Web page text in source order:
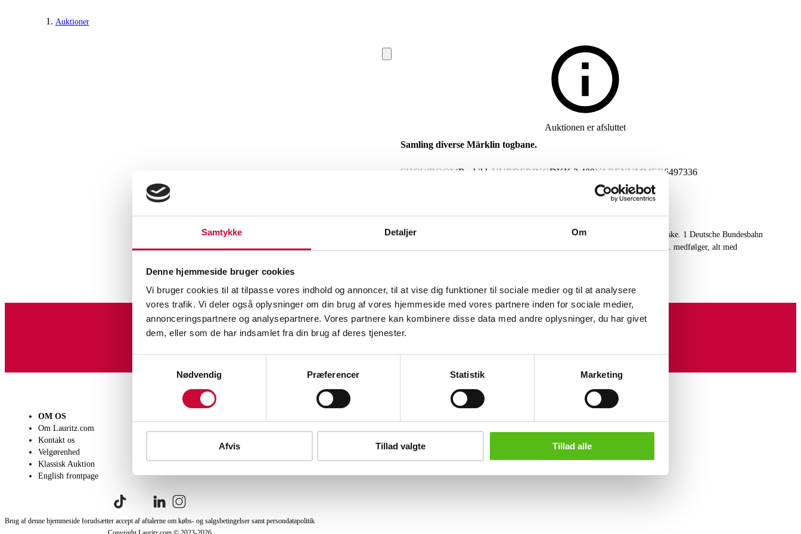
Samtykke Detaljer Om
Denne hjemmeside bruger cookies
Vi bruger cookies til at tilpasse vores indhold og annoncer, til at vise dig funktioner til sociale medier og til at analysere
vores trafik. Vi deler også oplysninger om din brug af vores hjemmeside med vores partnere inden for sociale medier,
annonceringspartnere og analysepartnere. Vores partnere kan kombinere disse data med andre oplysninger, du har givet
dem, eller som de har indsamlet fra din brug af deres tjenester.
Nødvendig
Præferencer Statistik Marketing
Afvis Tillad valgte Tillad alle
Auktioner
Auktionen er afsluttet
Samling diverse Märklin togbane.
SHOWROOMRoskilde VURDERINGDKK 2.400VARENUMMER6497336
Samling diverse Märklin togbane best. af: 1 tender lokomotiv nr. 3005 i org. æske. 1 Deutsche Bundesbahn
lokomotiv, 2 passagervogne med 6 godsvogne, 1 tranformator, div. skinner mm. medfølger, alt med
Lignende varer
Tilmeld dig vores nyhedsbrev og modtag nyheder samt tilbud direkte i din email.
OM OS
Om Lauritz.com
Kontakt os
Velgørenhed
Klassisk Auktion
English frontpage
Købsvilkår
Brug af denne hjemmeside forudsætter accept af aftalerne om købs- og salgsbetingelser samt persondatapolitik